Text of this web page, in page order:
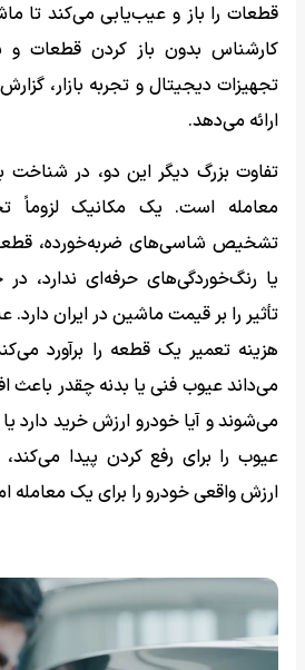
قطعات را باز و عیب‌یابی می‌کند تا
کارشناس بدون باز کردن قطعات و
تجهیزات دیجیتال و تجربه بازار،
ارائه می‌دهد.
تفاوت بزرگ دیگر این دو، در شناخت
معامله است. یک مکانیک لزوماً
تشخیص شاسی‌های ضربه‌خورده،
یا رنگ‌خوردگی‌های حرفه‌ای ندارد،
تأثیر را بر قیمت ماشین در ایران دارد.
هزینه تعمیر یک قطعه را برآورد
می‌داند عیوب فنی یا بدنه چقدر
می‌شوند و آیا خودرو ارزش خرید دارد
عیوب را برای رفع کردن پیدا
ارزش واقعی خودرو را برای یک